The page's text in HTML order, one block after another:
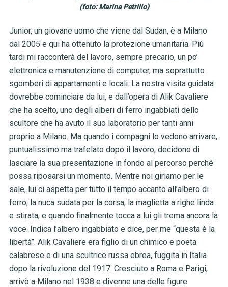
(foto: Marina Petrillo)
Junior, un giovane uomo che viene dal Sudan, è a Milano
dal 2005 e qui ha ottenuto la protezione umanitaria. Più
tardi mi racconterà del lavoro, sempre precario, un po’
elettronica e manutenzione di computer, ma soprattutto
sgomberi di appartamenti e locali. La nostra visita guidata
dovrebbe cominciare da lui, e dall’opera di Alik Cavaliere
che ha scelto, uno degli alberi di ferro ingabbiati dello
scultore che ha avuto il suo laboratorio per tanti anni
proprio a Milano. Ma quando i compagni lo vedono arrivare,
puntualissimo ma trafelato dopo il lavoro, decidono di
lasciare la sua presentazione in fondo al percorso perché
possa riposarsi un momento. Mentre noi giriamo per le
sale, lui ci aspetta per tutto il tempo accanto all’albero di
ferro, la nuca sudata per la corsa, la maglietta a righe linda
e stirata, e quando finalmente tocca a lui gli trema ancora la
voce. Indica l’albero ingabbiato e dice, per me “questa è la
libertà”. Alik Cavaliere era figlio di un chimico e poeta
calabrese e di una scultrice russa ebrea, fuggita in Italia
dopo la rivoluzione del 1917. Cresciuto a Roma e Parigi,
arrivò a Milano nel 1938 e divenne una delle figure